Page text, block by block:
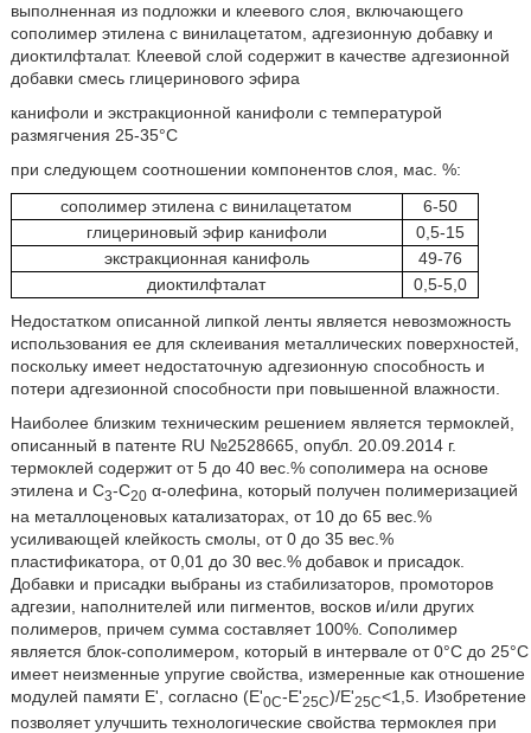
выполненная из подложки и клеевого слоя, включающего
сополимер этилена с винилацетатом, адгезионную добавку и
диоктилфталат. Клеевой слой содержит в качестве адгезионной
добавки смесь глицеринового эфира
канифоли и экстракционной канифоли с температурой
размягчения 25-35°С
при следующем соотношении компонентов слоя, мас. %:
сополимер этилена с винилацетатом
6-50
глицериновый эфир канифоли
0,5-15
экстракционная канифоль
49-76
диоктилфталат
0,5-5,0
Недостатком описанной липкой ленты является невозможность
использования ее для склеивания металлических поверхностей,
поскольку имеет недостаточную адгезионную способность и
потери адгезионной способности при повышенной влажности.
Наиболее близким техническим решением является термоклей,
описанный в патенте RU №2528665, опубл. 20.09.2014 г.
термоклей содержит от 5 до 40 вес.% сополимера на основе
этилена и С3-С20α-олефина, который получен полимеризацией
на металлоценовых катализаторах, от 10 до 65 вес.%
усиливающей клейкость смолы, от 0 до 35 вес.%
пластификатора, от 0,01 до 30 вес.% добавок и присадок.
Добавки и присадки выбраны из стабилизаторов, промоторов
адгезии, наполнителей или пигментов, восков и/или других
полимеров, причем сумма составляет 100%. Сополимер
является блок-сополимером, который в интервале от 0°С до 25°С
имеет неизменные упругие свойства, измеренные как отношение
модулей памяти Е', согласно (Е'0C-Е'25C)/Е'25C<1,5. Изобретение
позволяет улучшить технологические свойства термоклея при